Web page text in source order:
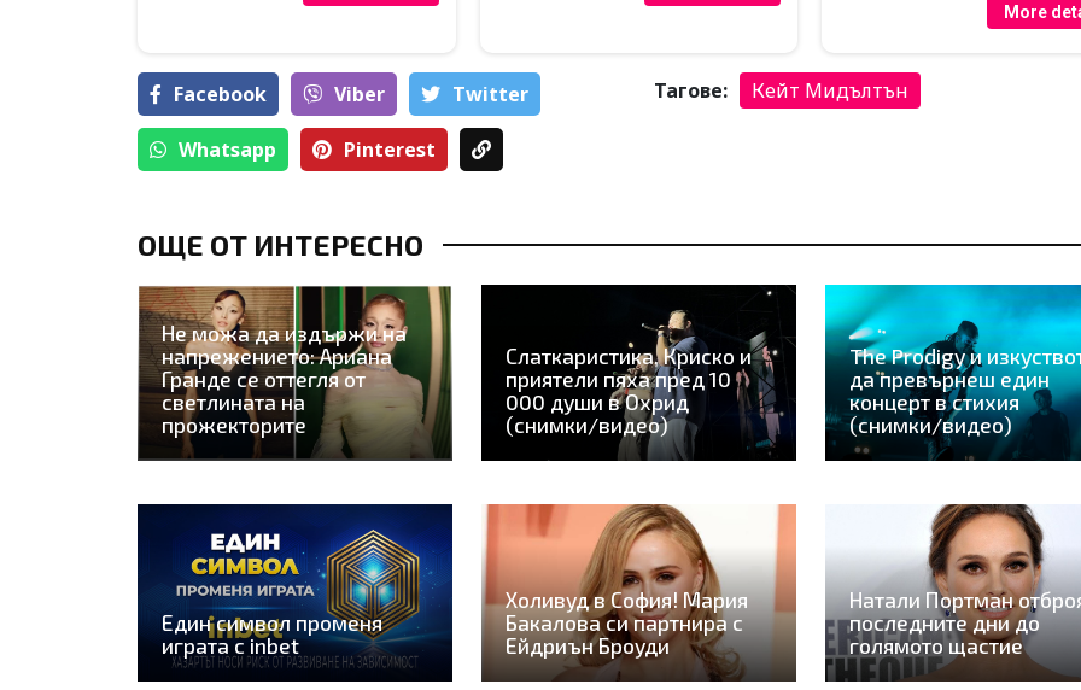
More
Facebook Viber Тwitter
Whatsapp Pinterest
Тагове: Кейт Мидълтън
ОЩЕ ОТ ИНТЕРЕСНО
Не можа да издържи на
напрежението: Ариана
Гранде се оттегля от
светлината на
прожекторите
Слаткаристика, Криско и
приятели пяха пред 10
000 души в Охрид
(снимки/видео)
The Prodigy и
да превърнеш един
концерт в стихия
(снимки/видео)
Един символ променя
играта с inbet
Холивуд в София! Мария
Бакалова си партнира с
Ейдриън Броуди
Натали Портман
последните дни до
голямото щастие